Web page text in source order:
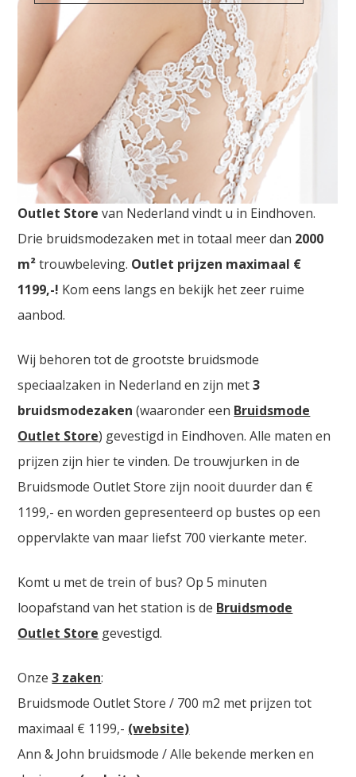
Bruidswinkel Groningen
Bruidswinkel Groningen. De
grootste Trouwjurken
Outlet Store van Nederland vindt u in Eindhoven.
Drie bruidsmodezaken met in totaal meer dan 2000
m²trouwbeleving. Outlet prijzen maximaal €
1199,-! Kom eens langs en bekijk het zeer ruime
aanbod.
Wij behoren tot de grootste bruidsmode
speciaalzaken in Nederland en zijn met3
bruidsmodezaken (waaronder een Bruidsmode
Outlet Store) gevestigd in Eindhoven. Alle maten en
prijzen zijn hier te vinden. De trouwjurken in de
Bruidsmode Outlet Store zijn nooit duurder dan €
1199,- en worden gepresenteerd op bustes op een
oppervlakte van maar liefst 700 vierkante meter.
Komt u met de trein of bus? Op 5 minuten
loopafstand van het station is de Bruidsmode
Outlet Store gevestigd.
Onze3 zaken:
Bruidsmode Outlet Store / 700 m2 met prijzen tot
maximaal € 1199,- (website)
Ann & John bruidsmode / Alle bekende merken en